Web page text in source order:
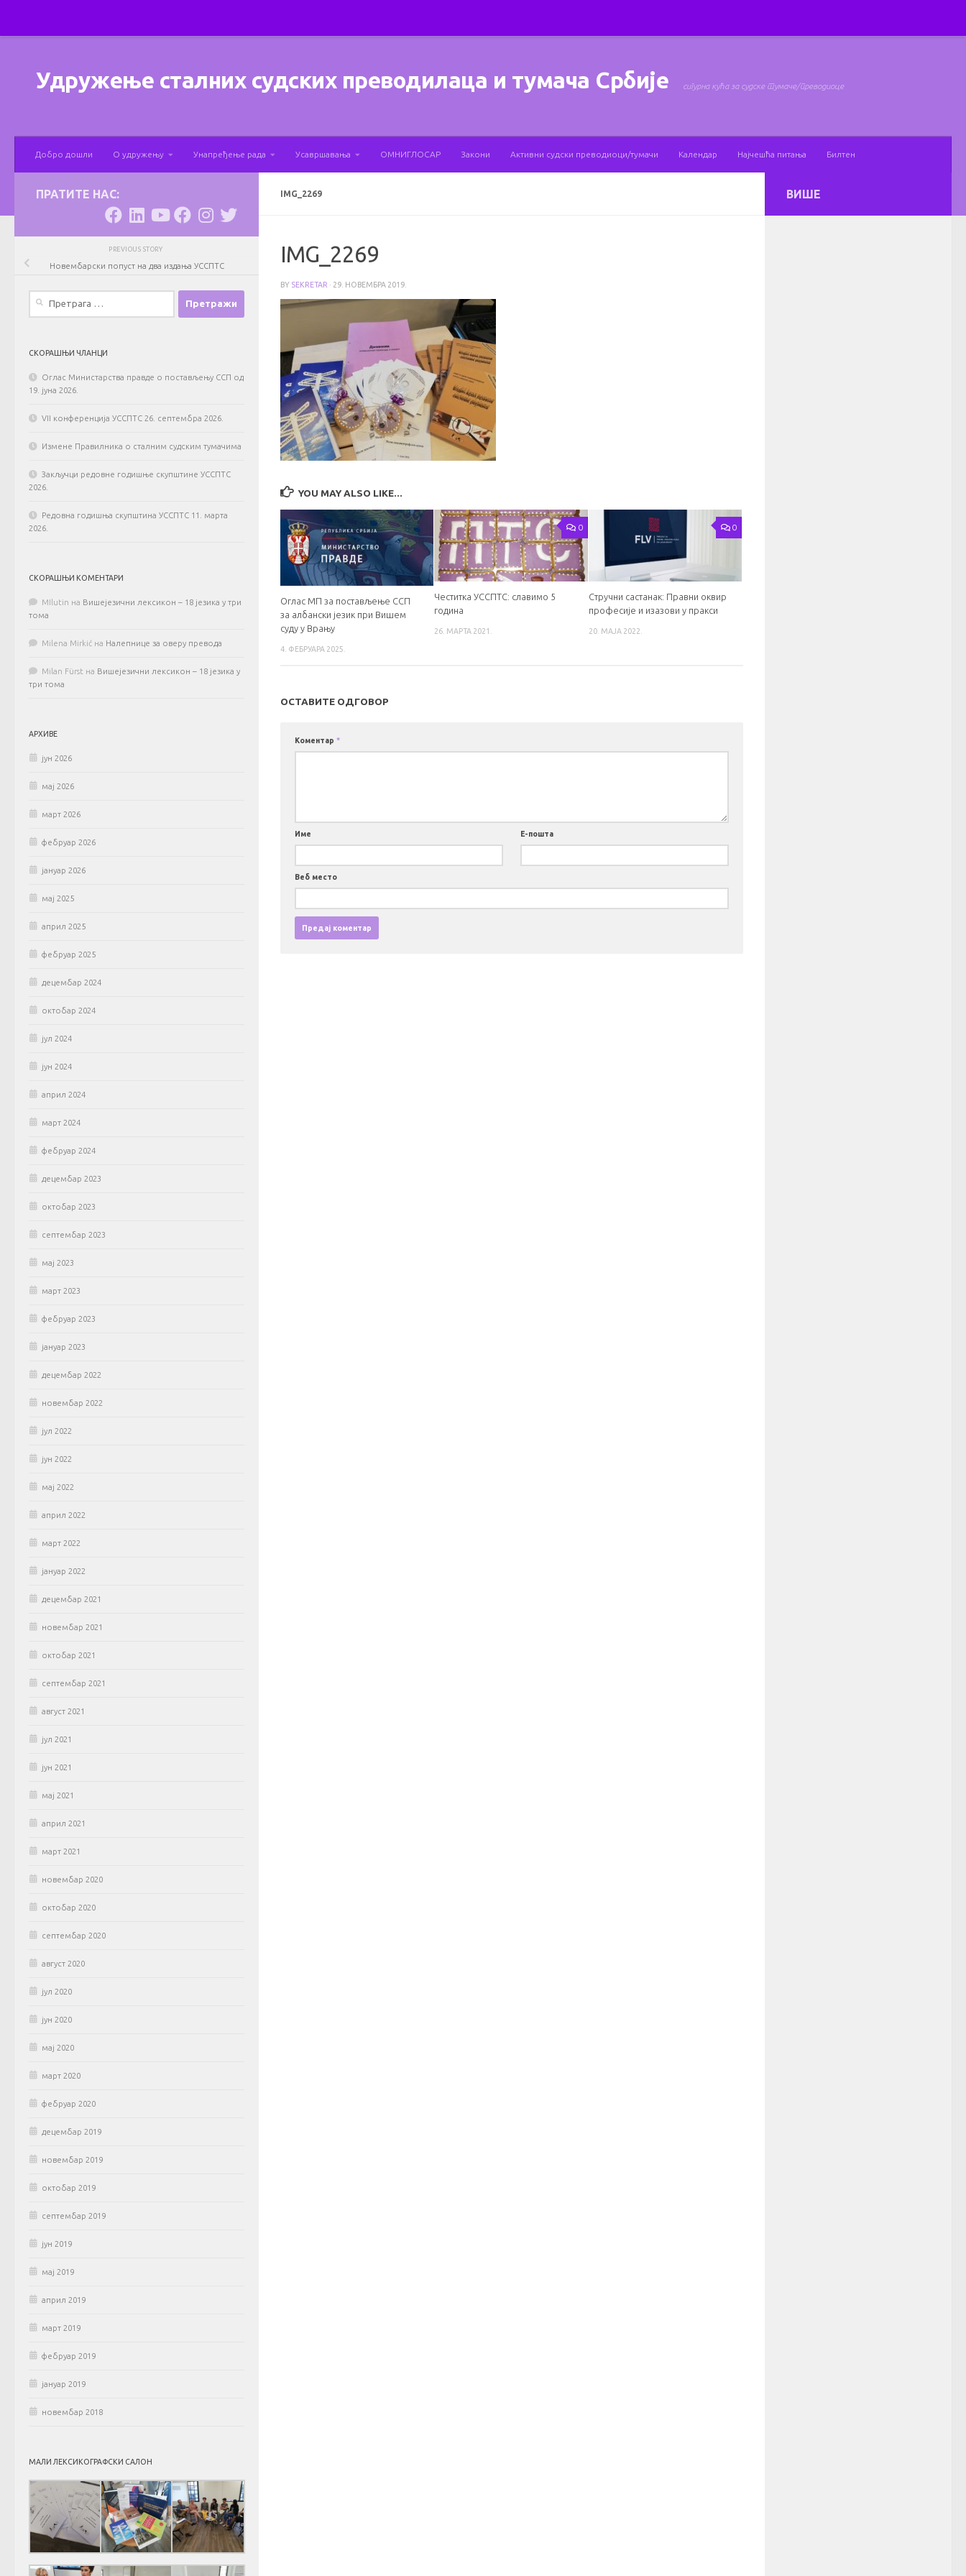
Удружење сталних судских преводилаца и тумача Србије сигурна кућа за судске тумаче/преводиоце
Добро дошли О удружењу Унапређење рада Усавршавања ОМНИГЛОСАР Закони Активни судски преводиоци/тумачи Календар Најчешћа питања Билтен
IMG_2269
IMG_2269
BY SEKRETAR · 29. НОВЕМБРА 2019.
YOU MAY ALSO LIKE...
Оглас МП за постављење ССП
за албански језик при Вишем
суду у Врању
4. ФЕБРУАРА 2025.
0
Честитка УССПТС: славимо 5
година
26. МАРТА 2021.
0
Стручни састанак: Правни оквир
професије и изазови у пракси
20. МАЈА 2022.
ОСТАВИТЕ ОДГОВОР
Коментар *
Име Е-пошта
Веб место
ПРАТИТЕ НАС:
PREVIOUS STORY
Новембарски попуст на два издања УССПТС
СКОРАШЊИ ЧЛАНЦИ
Оглас Министарства правде о постављењу ССП од
19. јуна 2026.
VII конференција УССПТС 26. септембра 2026.
Измене Правилника о сталним судским тумачима
Закључци редовне годишње скупштине УССПТС
2026.
Редовна годишња скупштина УССПТС 11. марта
2026.
СКОРАШЊИ КОМЕНТАРИ
MIlutin на Вишејезични лексикон – 18 језика у три
тома
Milena Mirkić на Налепнице за оверу превода
Milan Fürst на Вишејезични лексикон – 18 језика у
три тома
АРХИВЕ
јун 2026
мај 2026
март 2026
фебруар 2026
јануар 2026
мај 2025
април 2025
фебруар 2025
децембар 2024
октобар 2024
јул 2024
јун 2024
април 2024
март 2024
фебруар 2024
децембар 2023
октобар 2023
септембар 2023
мај 2023
март 2023
фебруар 2023
јануар 2023
децембар 2022
новембар 2022
јул 2022
јун 2022
мај 2022
април 2022
март 2022
јануар 2022
децембар 2021
новембар 2021
октобар 2021
септембар 2021
август 2021
јул 2021
јун 2021
мај 2021
април 2021
март 2021
новембар 2020
октобар 2020
септембар 2020
август 2020
јул 2020
јун 2020
мај 2020
март 2020
фебруар 2020
децембар 2019
новембар 2019
октобар 2019
септембар 2019
јун 2019
мај 2019
април 2019
март 2019
фебруар 2019
јануар 2019
новембар 2018
МАЛИ ЛЕКСИКОГРАФСКИ САЛОН
ВИШЕ